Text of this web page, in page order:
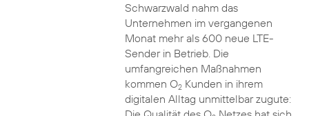
Schwarzwald nahm das
Unternehmen im vergangenen
Monat mehr als 600 neue LTE-
Sender in Betrieb. Die
umfangreichen Maßnahmen
kommen O2Kunden in ihrem
digitalen Alltag unmittelbar zugute: